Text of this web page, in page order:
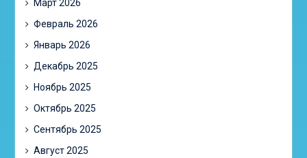
Март 2026
Февраль 2026
Январь 2026
Декабрь 2025
Ноябрь 2025
Октябрь 2025
Сентябрь 2025
Август 2025